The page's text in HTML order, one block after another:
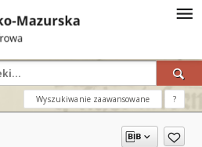
Wyszukiwanie zaawansowane ?